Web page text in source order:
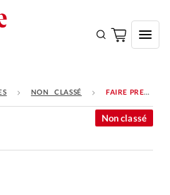
NON CLASSÉ FAIRE PREUVE DE SAGESSE EN 2019, UN CHOIX À CONTRE-COURANT
Non classé